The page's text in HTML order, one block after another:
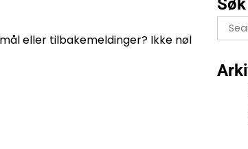
eller tilbakemeldinger? Ikke nøl
Søk
for: